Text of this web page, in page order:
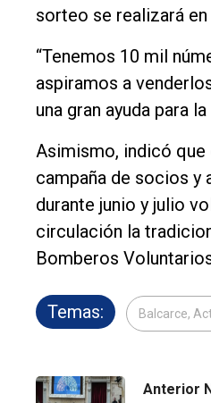
sorteo se realizará
“Tenemos 10 mil
aspiramos a
una gran ayuda para
Asimismo, indicó que
campaña de socios y
durante junio y julio
circulación la
Bomberos
Temas: Balcarce,
Anterior